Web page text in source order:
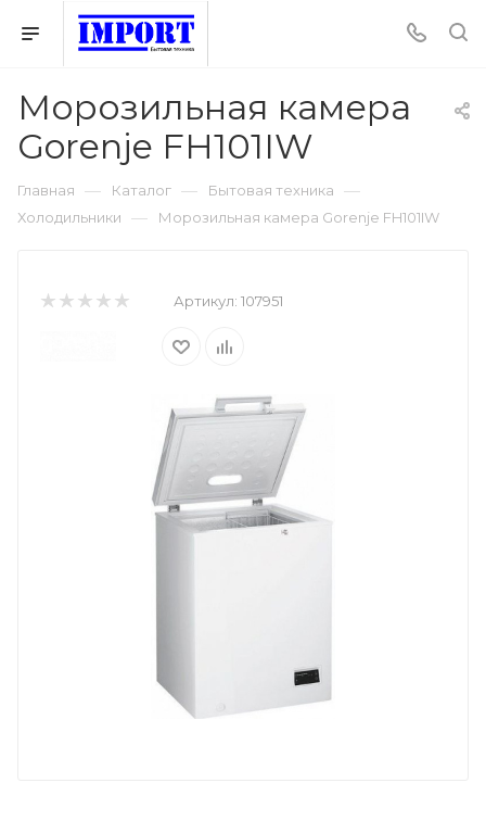
Морозильная камера
Gorenje FH101IW
Главная — Каталог — Бытовая техника —
Холодильники — Морозильная камера Gorenje FH101IW
Артикул: 107951